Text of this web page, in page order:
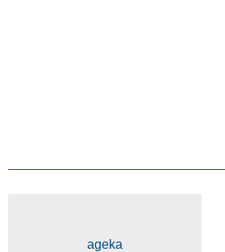
ageka